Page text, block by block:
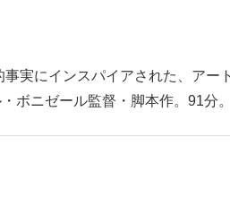
実にインスパイアされた、アー
ボニゼール監督・脚本作。91分。